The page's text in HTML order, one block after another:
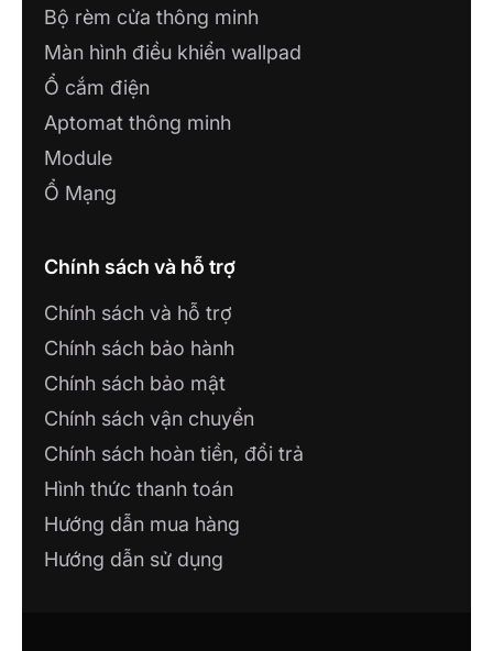
Bộ rèm cửa thông minh
Màn hình điều khiển wallpad
Ổ cắm điện
Aptomat thông minh
Module
Ổ Mạng
Chính sách và hỗ trợ
Chính sách và hỗ trợ
Chính sách bảo hành
Chính sách bảo mật
Chính sách vận chuyển
Chính sách hoàn tiền, đổi trả
Hình thức thanh toán
Hướng dẫn mua hàng
Hướng dẫn sử dụng